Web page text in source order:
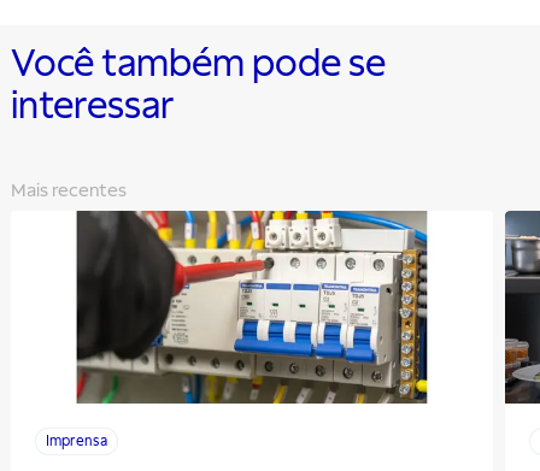
Você também pode se
interessar
Mais recentes
Imprensa